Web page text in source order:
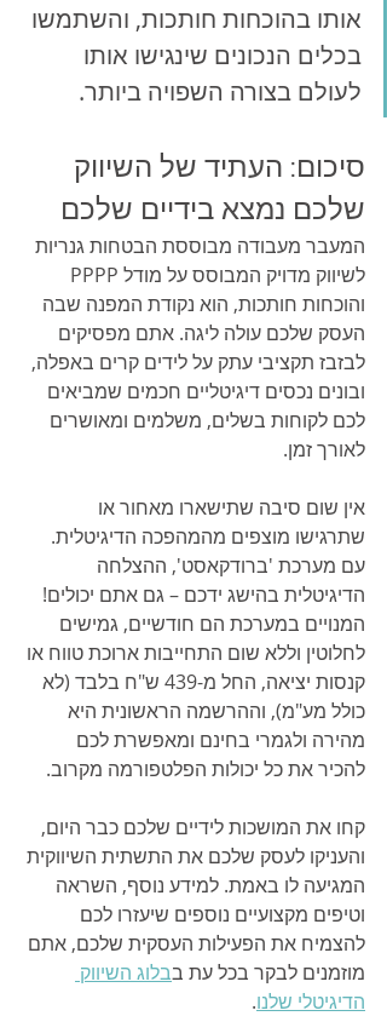
אותו בהוכחות חותכות, והשתמשו
בכלים הנכונים שינגישו אותו
לעולם בצורה השפויה ביותר.
סיכום: העתיד של השיווק
שלכם נמצא בידיים שלכם
המעבר מעבודה מבוססת הבטחות גנריות
והוכחות חותכות, הוא נקודת המפנה שבה
העסק שלכם עולה ליגה. אתם מפסיקים
לבזבז תקציבי עתק על לידים קרים באפלה,
ובונים נכסים דיגיטליים חכמים שמביאים
לכם לקוחות בשלים, משלמים ומאושרים
לאורך זמן.
אין שום סיבה שתישארו מאחור או
שתרגישו מוצפים מהמהפכה הדיגיטלית.
עם מערכת 'ברודקאסט', ההצלחה
הדיגיטלית בהישג ידכם – גם אתם יכולים!
המנויים במערכת הם חודשיים, גמישים
לחלוטין וללא שום התחייבות ארוכת טווח או
קנסות יציאה, החל מ-439 ש"ח בלבד (לא
כולל מע"מ), וההרשמה הראשונית היא
מהירה ולגמרי בחינם ומאפשרת לכם
להכיר את כל יכולות הפלטפורמה מקרוב.
קחו את המושכות לידיים שלכם כבר היום,
והעניקו לעסק שלכם את התשתית השיווקית
המגיעה לו באמת. למידע נוסף, השראה
וטיפים מקצועיים נוספים שיעזרו לכם
להצמיח את הפעילות העסקית שלכם, אתם
מוזמנים לבקר בכל עת בבלוג השיווק
הדיגיטלי שלנו.